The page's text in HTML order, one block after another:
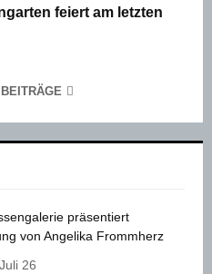
feiert am letzten
präsentiert
von Angelika Frommherz
26